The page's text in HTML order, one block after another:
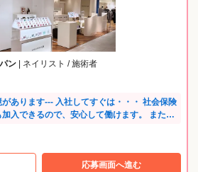
ン | ネイリスト / 施術者
すぐは・・・ 社会保険
入できるので、安心して働けます。 また社
ンデビュー後は・・・ あ
で、随時昇給・昇格があります。 チーフ、
アを統括するマイスタースタッフ（課長
応募画面へ進む